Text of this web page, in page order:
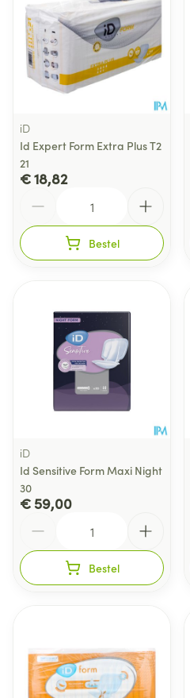
iD
Id Expert Form Extra Plus T2
21
€ 18,82
Bestel
iD
Id Sensitive Form Maxi Night
30
€ 59,00
Bestel